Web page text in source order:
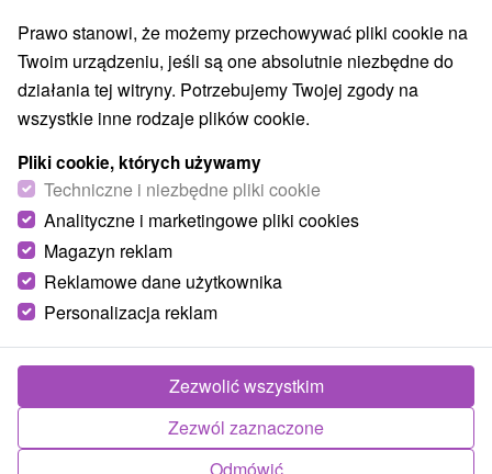
Prawo stanowi, że możemy przechowywać pliki cookie na
Twoim urządzeniu, jeśli są one absolutnie niezbędne do
działania tej witryny. Potrzebujemy Twojej zgody na
wszystkie inne rodzaje plików cookie.
Pliki cookie, których używamy
Techniczne i niezbędne pliki cookie
Analityczne i marketingowe pliki cookies
Magazyn reklam
Reklamowe dane użytkownika
Personalizacja reklam
Zezwól zaznaczone
Zezwolić wszystkim